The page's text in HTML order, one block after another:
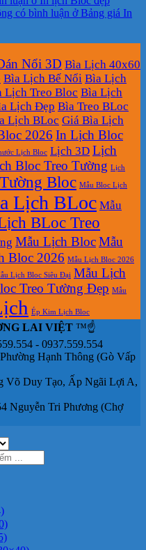
có bình luận ở Bảng giá In
Nổi 3D Bìa Lịch 40x60
Bìa Lịch Bế Nổi Bìa Lịch
Lịch Treo Bloc Bìa Lịch
Lịch Đẹp Bìa Treo BLoc
Lịch BLoc Giá Bìa Lịch
2026 In Lịch Bloc
Lịch Bloc Lịch 3D Lịch
Bloc Treo Tường Lịch
Bloc Mẫu Bloc Lịch
Lịch BLoc Mẫu
BLoc Treo
Mẫu Lịch BlocMẫu
Bloc 2026 Mẫu Lịch Bloc 2026
Lịch Bloc Siêu Đại Mẫu Lịch
Treo Tường Đẹp Mẫu
Ép Kim Lịch Bloc
LAI VIỆT ™☝️
- 0937.559.554
Hạnh Thông (Gò Vấp
Võ Duy Tạo, Ấp Ngãi Lợi A,
Nguyễn Tri Phương (Chợ